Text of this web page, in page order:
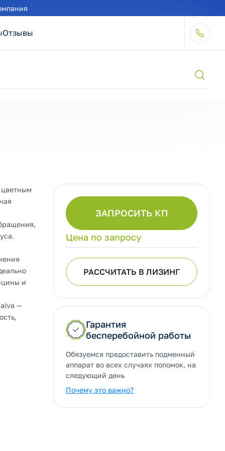
Отзывы
ЗАПРОСИТЬ КП
Цена по запросу
РАССЧИТАТЬ В ЛИЗИНГ
Гарантия
бесперебойной работы
Обязуемся предоставить подменный
аппарат во всех случаях поломок, на
следующий день
Почему это важно?
цветным
и
—